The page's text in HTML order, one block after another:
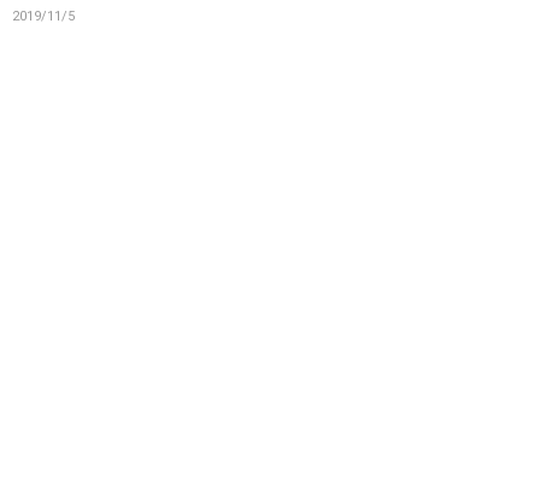
2019/11/5